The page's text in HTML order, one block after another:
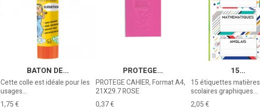
BATON DE...
Cette colle est idéale pour les
usages...
1,75 €
PROTEGE...
PROTEGE CAHIER, Format A4,
21X29.7 ROSE
0,37 €
15...
15 étiquettes matières
scolaires graphiques...
2,05 €